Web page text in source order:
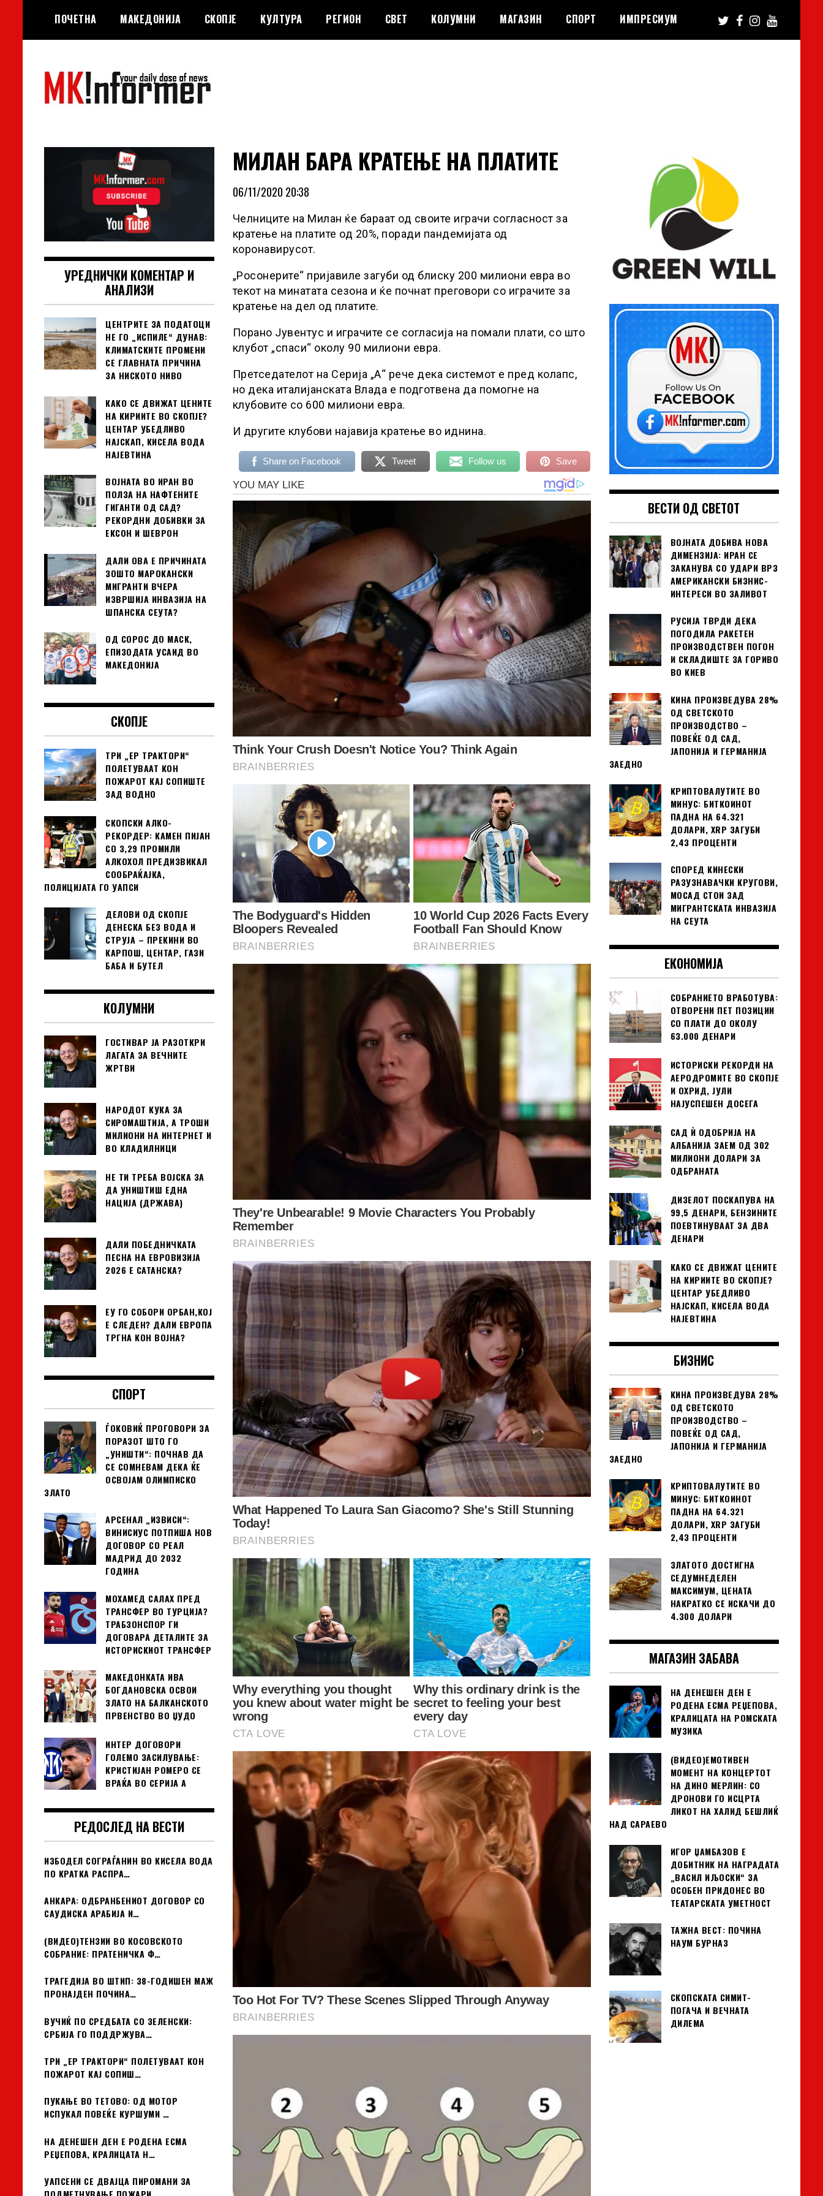
content
ПОЧЕТНА МАКЕДОНИЈА СКОПЈЕ КУЛТУРА РЕГИОН СВЕТ КОЛУМНИ МАГАЗИН СПОРТ ИМПРЕСИУМ
MKinformer
МИЛАН БАРА КРАТЕЊЕ НА ПЛАТИТЕ
06/11/2020 20:38
Челниците на Милан ќе бараат од своите играчи согласност за
кратење на платите од 20%, поради пандемијата од
коронавирусот.
„Росонерите“ пријавиле загуби од блиску 200 милиони евра во
текот на минатата сезона и ќе почнат преговори со играчите за
кратење на дел од платите.
Порано Јувентус и играчите се согласија на помали плати, со што
клубот „спаси“ околу 90 милиони евра.
Претседателот на Серија „А“ рече дека системот е пред колапс,
но дека италијанската Влада е подготвена да помогне на
клубовите со 600 милиони евра.
И другите клубови најавија кратење во иднина.
Share on Facebook Tweet Follow us Save
УРЕДНИЧКИ КОМЕНТАР И
АНАЛИЗИ
ЦЕНТРИТЕ ЗА ПОДАТОЦИ
НЕ ГО „ИСПИЛЕ“ ДУНАВ:
КЛИМАТСКИТЕ ПРОМЕНИ
СЕ ГЛАВНАТА ПРИЧИНА
ЗА НИСКОТО НИВО
КАКО СЕ ДВИЖАТ ЦЕНИТЕ
НА КИРИИТЕ ВО СКОПЈЕ?
ЦЕНТАР УБЕДЛИВО
НАЈСКАП, КИСЕЛА ВОДА
НАЈЕВТИНА
ВОЈНАТА ВО ИРАН ВО
ПОЛЗА НА НАФТЕНИТЕ
ГИГАНТИ ОД САД?
РЕКОРДНИ ДОБИВКИ ЗА
ЕКСОН И ШЕВРОН
ДАЛИ ОВА Е ПРИЧИНАТА
ЗОШТО МАРОКАНСКИ
МИГРАНТИ ВЧЕРА
ИЗВРШИЈА ИНВАЗИЈА НА
ШПАНСКА СЕУТА?
ОД СОРОС ДО МАСК,
ЕПИЗОДАТА УСАИД ВО
МАКЕДОНИЈА
СКОПЈЕ
ТРИ „ЕР ТРАКТОРИ“
ПОЛЕТУВААТ КОН
ПОЖАРОТ КАЈ СОПИШТЕ
ЗАД ВОДНО
СКОПСКИ АЛКО-
РЕКОРДЕР: КАМЕН ПИЈАН
СО 3,29 ПРОМИЛИ
АЛКОХОЛ ПРЕДИЗВИКАЛ
СООБРАЌАЈКА,
ПОЛИЦИЈАТА ГО УАПСИ
ДЕЛОВИ ОД СКОПЈЕ
ДЕНЕСКА БЕЗ ВОДА И
СТРУЈА – ПРЕКИНИ ВО
КАРПОШ, ЦЕНТАР, ГАЗИ
БАБА И БУТЕЛ
КОЛУМНИ
ГОСТИВАР ЈА РАЗОТКРИ
ЛАГАТА ЗА ВЕЧНИТЕ
ЖРТВИ
НАРОДОТ КУКА ЗА
СИРОМАШТИЈА, А ТРОШИ
МИЛИОНИ НА ИНТЕРНЕТ И
ВО КЛАДИЛНИЦИ
НЕ ТИ ТРЕБА ВОЈСКА ЗА
ДА УНИШТИШ ЕДНА
НАЦИЈА (ДРЖАВА)
ДАЛИ ПОБЕДНИЧКАТА
ПЕСНА НА ЕВРОВИЗИЈА
2026 Е САТАНСКА?
ЕУ ГО СОБОРИ ОРБАН,КОЈ
Е СЛЕДЕН? ДАЛИ ЕВРОПА
ТРГНА КОН ВОЈНА?
СПОРТ
ЃОКОВИЌ ПРОГОВОРИ ЗА
ПОРАЗОТ ШТО ГО
„УНИШТИ“: ПОЧНАВ ДА
СЕ СОМНЕВАМ ДЕКА ЌЕ
ОСВОЈАМ ОЛИМПИСКО
ЗЛАТО
АРСЕНАЛ „ИЗВИСИ“:
ВИНИСИУС ПОТПИША НОВ
ДОГОВОР СО РЕАЛ
МАДРИД ДО 2032
ГОДИНА
МОХАМЕД САЛАХ ПРЕД
ТРАНСФЕР ВО ТУРЦИЈА?
ТРАБЗОНСПОР ГИ
ДОГОВАРА ДЕТАЛИТЕ ЗА
ИСТОРИСКИОТ ТРАНСФЕР
МАКЕДОНКАТА ИВА
БОГДАНОВСКА ОСВОИ
ЗЛАТО НА БАЛКАНСКОТО
ПРВЕНСТВО ВО ЏУДО
ИНТЕР ДОГОВОРИ
ГОЛЕМО ЗАСИЛУВАЊЕ:
КРИСТИЈАН РОМЕРО СЕ
ВРАЌА ВО СЕРИЈА А
РЕДОСЛЕД НА ВЕСТИ
ИЗБОДЕЛ СОГРАЃАНИН ВО КИСЕЛА ВОДА
ПО КРАТКА РАСПРА…
АНКАРА: ОДБРАНБЕНИОТ ДОГОВОР СО
САУДИСКА АРАБИЈА И…
(ВИДЕО)ТЕНЗИИ ВО КОСОВСКОТО
СОБРАНИЕ: ПРАТЕНИЧКА Ф…
ТРАГЕДИЈА ВО ШТИП: 38-ГОДИШЕН МАЖ
ПРОНАЈДЕН ПОЧИНА…
ВУЧИЌ ПО СРЕДБАТА СО ЗЕЛЕНСКИ:
СРБИЈА ГО ПОДДРЖУВА…
ТРИ „ЕР ТРАКТОРИ“ ПОЛЕТУВААТ КОН
ПОЖАРОТ КАЈ СОПИШ…
ПУКАЊЕ ВО ТЕТОВО: ОД МОТОР
ИСПУКАЛ ПОВЕЌЕ КУРШУМИ …
НА ДЕНЕШЕН ДЕН Е РОДЕНА ЕСМА
РЕЏЕПОВА, КРАЛИЦАТА Н…
УАПСЕНИ СЕ ДВАЈЦА ПИРОМАНИ ЗА
ВЕСТИ ОД СВЕТОТ
ВОЈНАТА ДОБИВА НОВА
ДИМЕНЗИЈА: ИРАН СЕ
ЗАКАНУВА СО УДАРИ ВРЗ
АМЕРИКАНСКИ БИЗНИС-
ИНТЕРЕСИ ВО ЗАЛИВОТ
РУСИЈА ТВРДИ ДЕКА
ПОГОДИЛА РАКЕТЕН
ПРОИЗВОДСТВЕН ПОГОН
И СКЛАДИШТЕ ЗА ГОРИВО
ВО КИЕВ
КИНА ПРОИЗВЕДУВА 28%
ОД СВЕТСКОТО
ПРОИЗВОДСТВО –
ПОВЕЌЕ ОД САД,
ЈАПОНИЈА И ГЕРМАНИЈА
ЗАЕДНО
КРИПТОВАЛУТИТЕ ВО
МИНУС: БИТКОИНОТ
ПАДНА НА 64.321
ДОЛАРИ, XRP ЗАГУБИ
2,43 ПРОЦЕНТИ
СПОРЕД КИНЕСКИ
РАЗУЗНАВАЧКИ КРУГОВИ,
МОСАД СТОИ ЗАД
МИГРАНТСКАТА ИНВАЗИЈА
НА СЕУТА
ЕКОНОМИЈА
СОБРАНИЕТО ВРАБОТУВА:
ОТВОРЕНИ ПЕТ ПОЗИЦИИ
СО ПЛАТИ ДО ОКОЛУ
63.000 ДЕНАРИ
ИСТОРИСКИ РЕКОРДИ НА
АЕРОДРОМИТЕ ВО СКОПЈЕ
И ОХРИД, ЈУЛИ
НАЈУСПЕШЕН ДОСЕГА
САД Ѝ ОДОБРИЈА НА
АЛБАНИЈА ЗАЕМ ОД 302
МИЛИОНИ ДОЛАРИ ЗА
ОДБРАНАТА
ДИЗЕЛОТ ПОСКАПУВА НА
99,5 ДЕНАРИ, БЕНЗИНИТЕ
ПОЕВТИНУВААТ ЗА ДВА
ДЕНАРИ
КАКО СЕ ДВИЖАТ ЦЕНИТЕ
НА КИРИИТЕ ВО СКОПЈЕ?
ЦЕНТАР УБЕДЛИВО
НАЈСКАП, КИСЕЛА ВОДА
НАЈЕВТИНА
БИЗНИС
КИНА ПРОИЗВЕДУВА 28%
ОД СВЕТСКОТО
ПРОИЗВОДСТВО –
ПОВЕЌЕ ОД САД,
ЈАПОНИЈА И ГЕРМАНИЈА
ЗАЕДНО
КРИПТОВАЛУТИТЕ ВО
МИНУС: БИТКОИНОТ
ПАДНА НА 64.321
ДОЛАРИ, XRP ЗАГУБИ
2,43 ПРОЦЕНТИ
ЗЛАТОТО ДОСТИГНА
СЕДУМНЕДЕЛЕН
МАКСИМУМ, ЦЕНАТА
НАКРАТКО СЕ ИСКАЧИ ДО
4.300 ДОЛАРИ
МАГАЗИН ЗАБАВА
НА ДЕНЕШЕН ДЕН Е
РОДЕНА ЕСМА РЕЏЕПОВА,
КРАЛИЦАТА НА РОМСКАТА
МУЗИКА
(ВИДЕО)ЕМОТИВЕН
МОМЕНТ НА КОНЦЕРТОТ
НА ДИНО МЕРЛИН: СО
ДРОНОВИ ГО ИСЦРТА
ЛИКОТ НА ХАЛИД БЕШЛИЌ
НАД САРАЕВО
ИГОР ЏАМБАЗОВ Е
ДОБИТНИК НА НАГРАДАТА
„ВАСИЛ ИЉОСКИ“ ЗА
ОСОБЕН ПРИДОНЕС ВО
ТЕАТАРСКАТА УМЕТНОСТ
ТАЖНА ВЕСТ: ПОЧИНА
НАУМ БУРНАЗ
СКОПСКАТА СИМИТ-
ПОГАЧА И ВЕЧНАТА
ДИЛЕМА